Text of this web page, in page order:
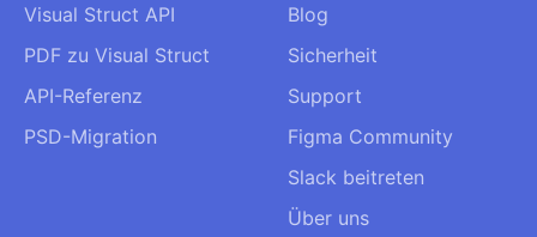
Visual Struct API
PDF zu Visual Struct
API-Referenz
PSD-Migration
Blog
Sicherheit
Support
Figma Community
Slack beitreten
Über uns